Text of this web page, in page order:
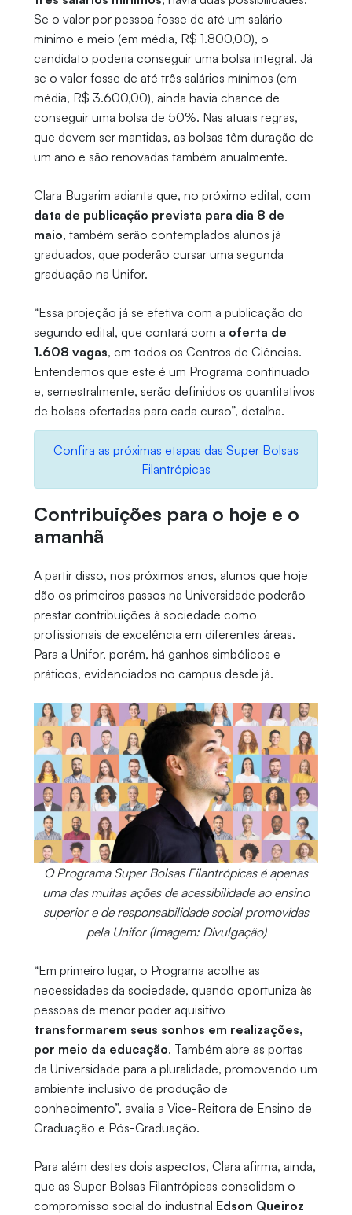
Se o valor por pessoa fosse de até um salário
mínimo e meio (em média, R$ 1.800,00), o
candidato poderia conseguir uma bolsa integral. Já
se o valor fosse de até três salários mínimos (em
média, R$ 3.600,00), ainda havia chance de
conseguir uma bolsa de 50%. Nas atuais regras,
que devem ser mantidas, as bolsas têm duração de
um ano e são renovadas também anualmente.
Clara Bugarim adianta que, no próximo edital, com
data de publicação prevista para dia 8 de
maio, também serão contemplados alunos já
graduados, que poderão cursar uma segunda
graduação na Unifor.
“Essa projeção já se efetiva com a publicação do
segundo edital, que contará com a oferta de
1.608 vagas, em todos os Centros de Ciências.
Entendemos que este é um Programa continuado
e, semestralmente, serão definidos os quantitativos
de bolsas ofertadas para cada curso”, detalha.
Confira as próximas etapas das Super Bolsas
Filantrópicas
Contribuições para o hoje e o
amanhã
A partir disso, nos próximos anos, alunos que hoje
dão os primeiros passos na Universidade poderão
prestar contribuições à sociedade como
profissionais de excelência em diferentes áreas.
Para a Unifor, porém, há ganhos simbólicos e
práticos, evidenciados no campus desde já.
O Programa Super Bolsas Filantrópicas é apenas
uma das muitas ações de acessibilidade ao ensino
superior e de responsabilidade social promovidas
pela Unifor (Imagem: Divulgação)
“Em primeiro lugar, o Programa acolhe as
necessidades da sociedade, quando oportuniza às
pessoas de menor poder aquisitivo
transformarem seus sonhos em realizações,
por meio da educação. Também abre as portas
da Universidade para a pluralidade, promovendo um
ambiente inclusivo de produção de
conhecimento”, avalia a Vice-Reitora de Ensino de
Graduação e Pós-Graduação.
Para além destes dois aspectos, Clara afirma, ainda,
que as Super Bolsas Filantrópicas consolidam o
compromisso social do industrial Edson Queiroz